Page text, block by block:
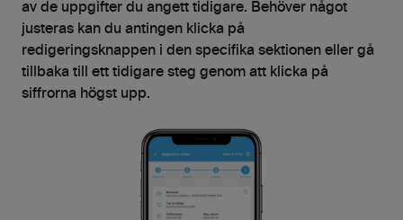
av de uppgifter du angett tidigare. Behöver något
justeras kan du antingen klicka på
redigeringsknappen i den specifika sektionen eller gå
tillbaka till ett tidigare steg genom att klicka på
siffrorna högst upp.